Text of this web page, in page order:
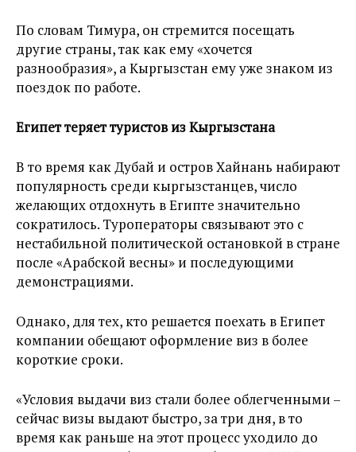
По словам Тимура, он стремится посещать
другие страны, так как ему «хочется
разнообразия», а Кыргызстан ему уже знаком из
поездок по работе.
Египет теряет туристов из Кыргызстана
В то время как Дубай и остров Хайнань набирают
популярность среди кыргызстанцев, число
желающих отдохнуть в Египте значительно
сократилось. Туроператоры связывают это с
нестабильной политической остановкой в стране
после «Арабской весны» и последующими
демонстрациями.
Однако, для тех, кто решается поехать в Египет
компании обещают оформление виз в более
короткие сроки.
«Условия выдачи виз стали более облегченными –
сейчас визы выдают быстро, за три дня, в то
время как раньше на этот процесс уходило до